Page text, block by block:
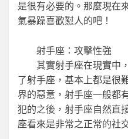
是很有必要的。那麼現在
氣暴躁喜歡懟人的吧！
射手座：攻擊性強
其實射手座在現實中，
了射手座，基本上都是很
界的惡意，射手座一般都
犯的之後，射手座自然直
座看來是非常之正常的社